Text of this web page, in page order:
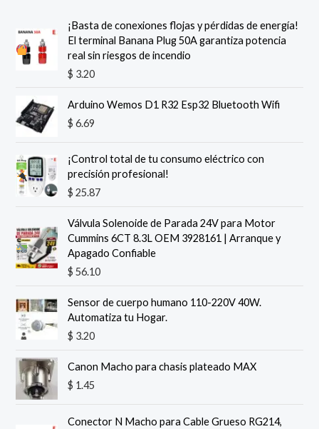
¡Basta de conexiones flojas y pérdidas de energía!
El terminal Banana Plug 50A garantiza potencia
real sin riesgos de incendio
$ 3.20
Arduino Wemos D1 R32 Esp32 Bluetooth Wifi
$ 6.69
¡Control total de tu consumo eléctrico con
precisión profesional!
$ 25.87
Válvula Solenoide de Parada 24V para Motor
Cummins 6CT 8.3L OEM 3928161 | Arranque y
Apagado Confiable
$ 56.10
Sensor de cuerpo humano 110-220V 40W.
Automatiza tu Hogar.
$ 3.20
Canon Macho para chasis plateado MAX
$ 1.45
Conector N Macho para Cable Grueso RG214,